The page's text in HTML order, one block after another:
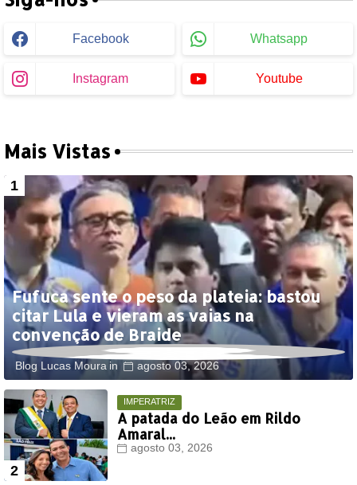
Facebook Whatsapp
Instagram Youtube
Mais Vistas
Fufuca sente o peso da plateia: bastou
citar Lula e vieram as vaias na
convenção de Braide
Blog Lucas Moura agosto 03, 2026
IMPERATRIZ
A patada do Leão em Rildo
Amaral...
agosto 03, 2026